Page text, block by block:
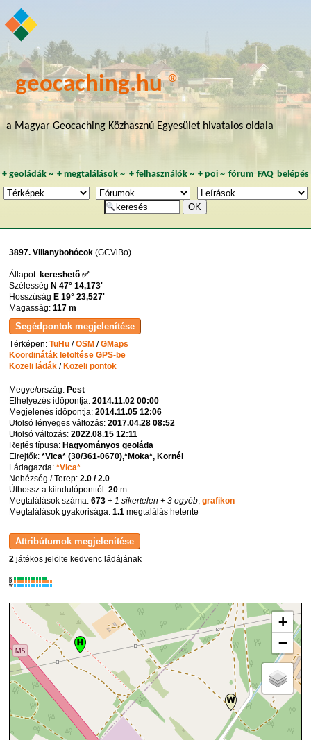
geocaching.hu ®
a Magyar Geocaching Közhasznú Egyesület hivatalos oldala
+ geoládák~ +megtalálások ~ + felhasználók~ + poi~ fórum FAQ belépés
3897. Villanybohócok (GCViBo)
Állapot: kereshető ✅
Szélesség N 47° 14,173'
Hosszúság E 19° 23,527'
Magasság:117 m
Térképen:TuHu /OSM /GMaps
Koordináták letöltése GPS-be
Közeli ládák /Közeli pontok
Megye/ország:Pest
Elhelyezés időpontja:2014.11.02 00:00
Megjelenés időpontja:2014.11.05 12:06
Utolsó lényeges változás:2017.04.28 08:52
Utolsó változás:2022.08.15 12:11
Rejtés típusa:Hagyományos geoláda
Elrejtők:*Vica* (30/361-0670),*Moka*, Kornél
Ládagazda:*Vica*
Nehézség / Terep:2.0 / 2.0
Úthossz a kiindulóponttól:20 m
Megtalálások száma:673 + 1 sikertelen + 3 egyéb ,grafikon
Megtalálások gyakorisága:1.1 megtalálás hetente
2 játékos jelölte kedvenc ládájának
K
R
W
+
−